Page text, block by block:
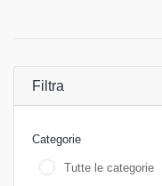
Filtra
Categorie
Tutte le categorie